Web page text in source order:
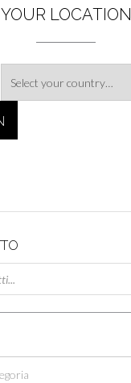
YOUR LOCATION